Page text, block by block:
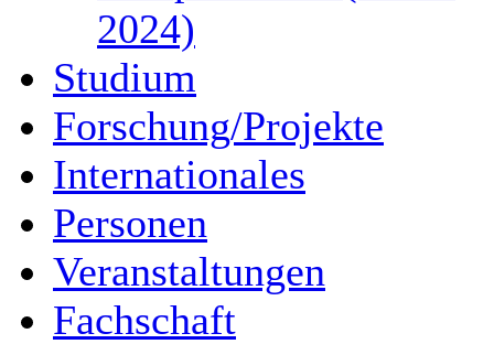
2024)
Studium
Forschung/Projekte
Internationales
Personen
Veranstaltungen
Fachschaft